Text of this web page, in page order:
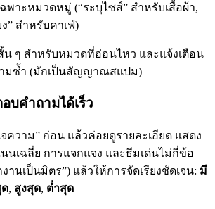
พาะหมวดหมู่ (“ระบุไซส์” สำหรับเสื้อผ้า,
” สำหรับคาเฟ่)
ๆ สำหรับหมวดที่อ่อนไหว และแจ้งเตือน
ามซ้ำ (มักเป็นสัญญาณสแปม)
บคำถามได้เร็ว
ความ” ก่อน แล้วค่อยดูรายละเอียด แสดง
นเฉลี่ย การแจกแจง และธีมเด่นไม่กี่ข้อ
งานเป็นมิตร”) แล้วให้การจัดเรียงชัดเจน: มี
, สูงสุด, ต่ำสุด